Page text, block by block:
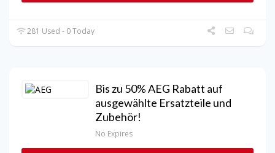
281 Used - 0 Today
Bis zu 50% AEG Rabatt auf
ausgewählte Ersatzteile und
Zubehör!
No Expires